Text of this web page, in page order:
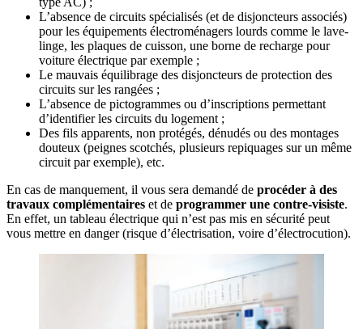
L’absence de circuits spécialisés (et de disjoncteurs associés)
pour les équipements électroménagers lourds comme le lave-
linge, les plaques de cuisson, une borne de recharge pour
voiture électrique par exemple ;
Le mauvais équilibrage des disjoncteurs de protection des
circuits sur les rangées ;
L’absence de pictogrammes ou d’inscriptions permettant
d’identifier les circuits du logement ;
Des fils apparents, non protégés, dénudés ou des montages
douteux (peignes scotchés, plusieurs repiquages sur un même
circuit par exemple), etc.
En cas de manquement, il vous sera demandé de procéder à des
travaux complémentaires et de programmer une contre-visiste.
En effet, un tableau électrique qui n’est pas mis en sécurité peut
vous mettre en danger (risque d’électrisation, voire d’électrocution).